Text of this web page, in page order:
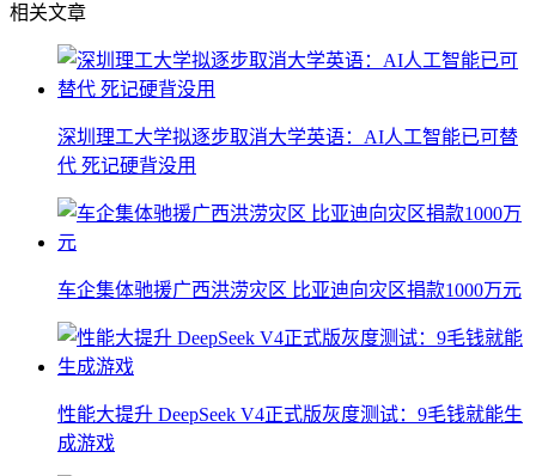
相关文章
深圳理工大学拟逐步取消大学英语：AI人工智能已可替
代 死记硬背没用
车企集体驰援广西洪涝灾区 比亚迪向灾区捐款1000万元
性能大提升 DeepSeek V4正式版灰度测试：9毛钱就能生
成游戏